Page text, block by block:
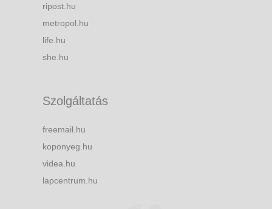
ripost.hu
metropol.hu
life.hu
she.hu
Szolgáltatás
freemail.hu
koponyeg.hu
videa.hu
lapcentrum.hu